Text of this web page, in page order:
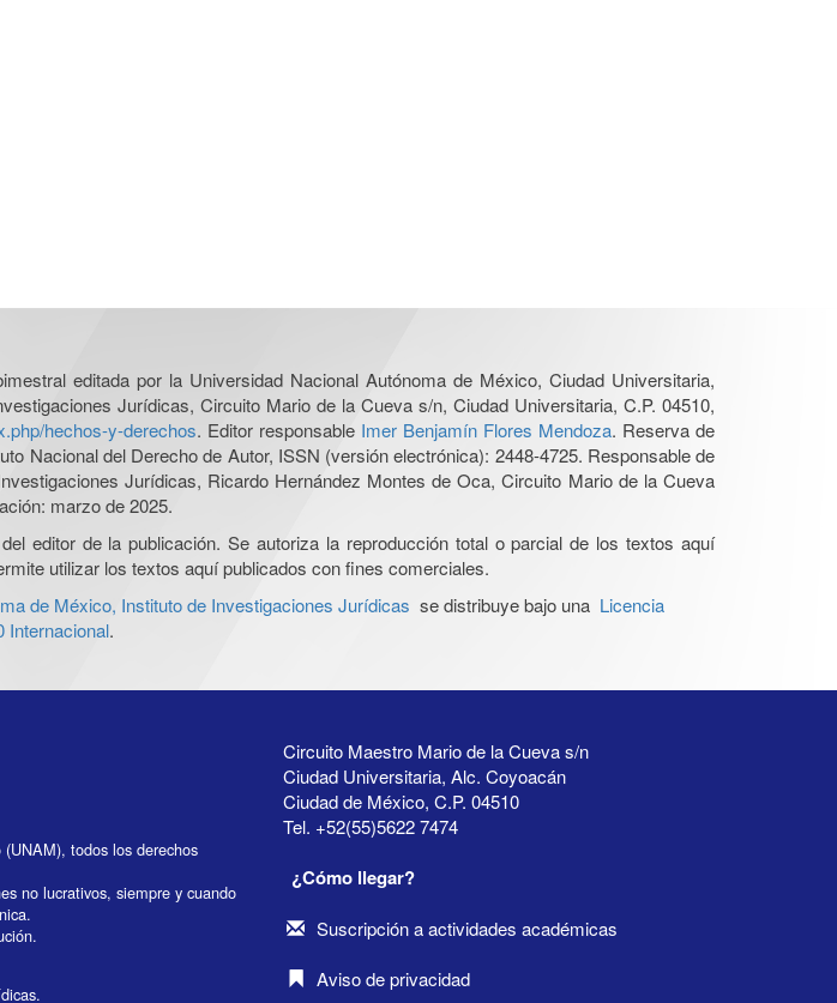
editada por la Universidad Nacional Autónoma de México, Ciudad Universitaria,
Jurídicas, Circuito Mario de la Cueva s/n, Ciudad Universitaria, C.P. 04510,
hechos-y-derechos. Editor responsable Imer Benjamín Flores Mendoza. Reserva de
Nacional del Derecho de Autor, ISSN (versión electrónica): 2448-4725. Responsable de
Jurídicas, Ricardo Hernández Montes de Oca, Circuito Mario de la Cueva
marzo de 2025.
editor de la publicación. Se autoriza la reproducción total o parcial de los textos aquí
utilizar los textos aquí publicados con fines comerciales.
de México, Instituto de Investigaciones Jurídicas se distribuye bajo una Licencia
Internacional.
todos los derechos
no lucrativos, siempre y cuando
Circuito Maestro Mario de la Cueva s/n
Ciudad Universitaria, Alc. Coyoacán
Ciudad de México, C.P. 04510
Tel. +52(55)5622 7474
¿Cómo llegar?
Suscripción a actividades académicas
Aviso de privacidad